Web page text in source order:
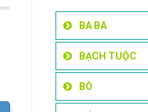
BA BA
BẠCH TUỘC
BÒ